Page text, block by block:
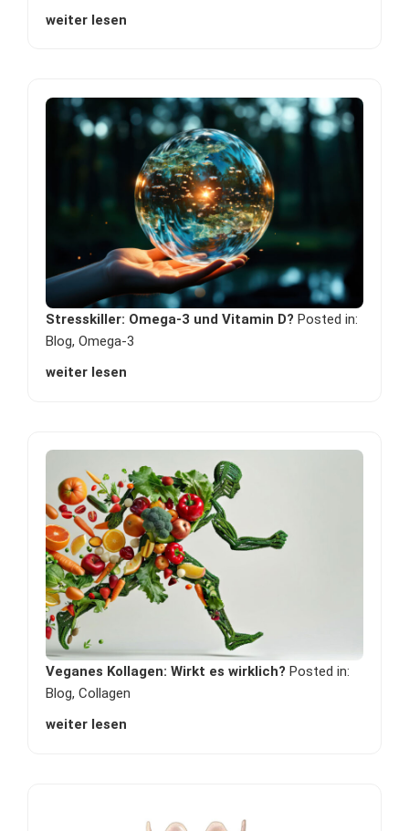
weiter lesen
Stresskiller: Omega-3 und Vitamin D? Posted in:
Blog,Omega-3
weiter lesen
Veganes Kollagen: Wirkt es wirklich? Posted in:
Blog,Collagen
weiter lesen